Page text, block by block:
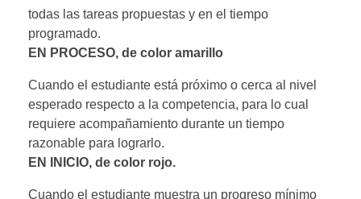
todas las tareas propuestas y en el tiempo
programado.
EN PROCESO, de color amarillo
Cuando el estudiante está próximo o cerca al nivel
esperado respecto a la competencia, para lo cual
requiere acompañamiento durante un tiempo
razonable para lograrlo.
EN INICIO, de color rojo.
Cuando el estudiante muestra un progreso mínimo